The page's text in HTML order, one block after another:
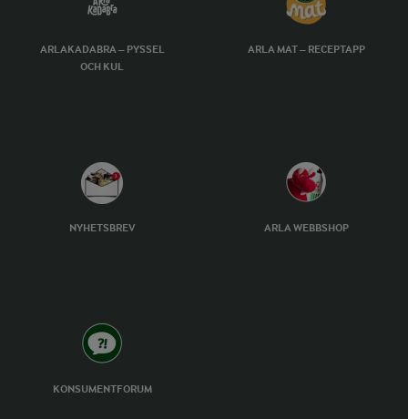
ARLAKADABRA – PYSSEL
OCH KUL
ARLA MAT – RECEPTAPP
NYHETSBREV ARLA WEBBSHOP
KONSUMENTFORUM